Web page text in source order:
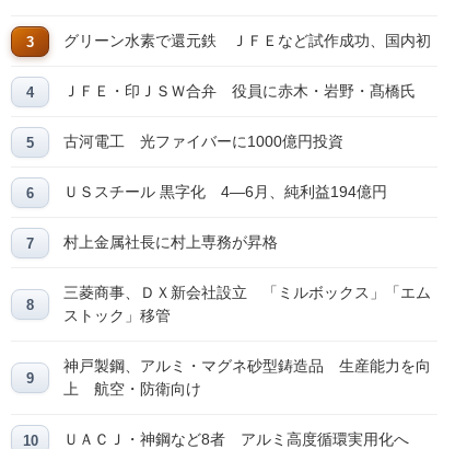
グリーン水素で還元鉄 ＪＦＥなど試作成功、国内初
ＪＦＥ・印ＪＳＷ合弁 役員に赤木・岩野・髙橋氏
古河電工 光ファイバーに1000億円投資
ＵＳスチール 黒字化 4―6月、純利益194億円
村上金属社長に村上専務が昇格
三菱商事、ＤＸ新会社設立 「ミルボックス」「エム
ストック」移管
神戸製鋼、アルミ・マグネ砂型鋳造品 生産能力を向
上 航空・防衛向け
ＵＡＣＪ・神鋼など8者 アルミ高度循環実用化へ